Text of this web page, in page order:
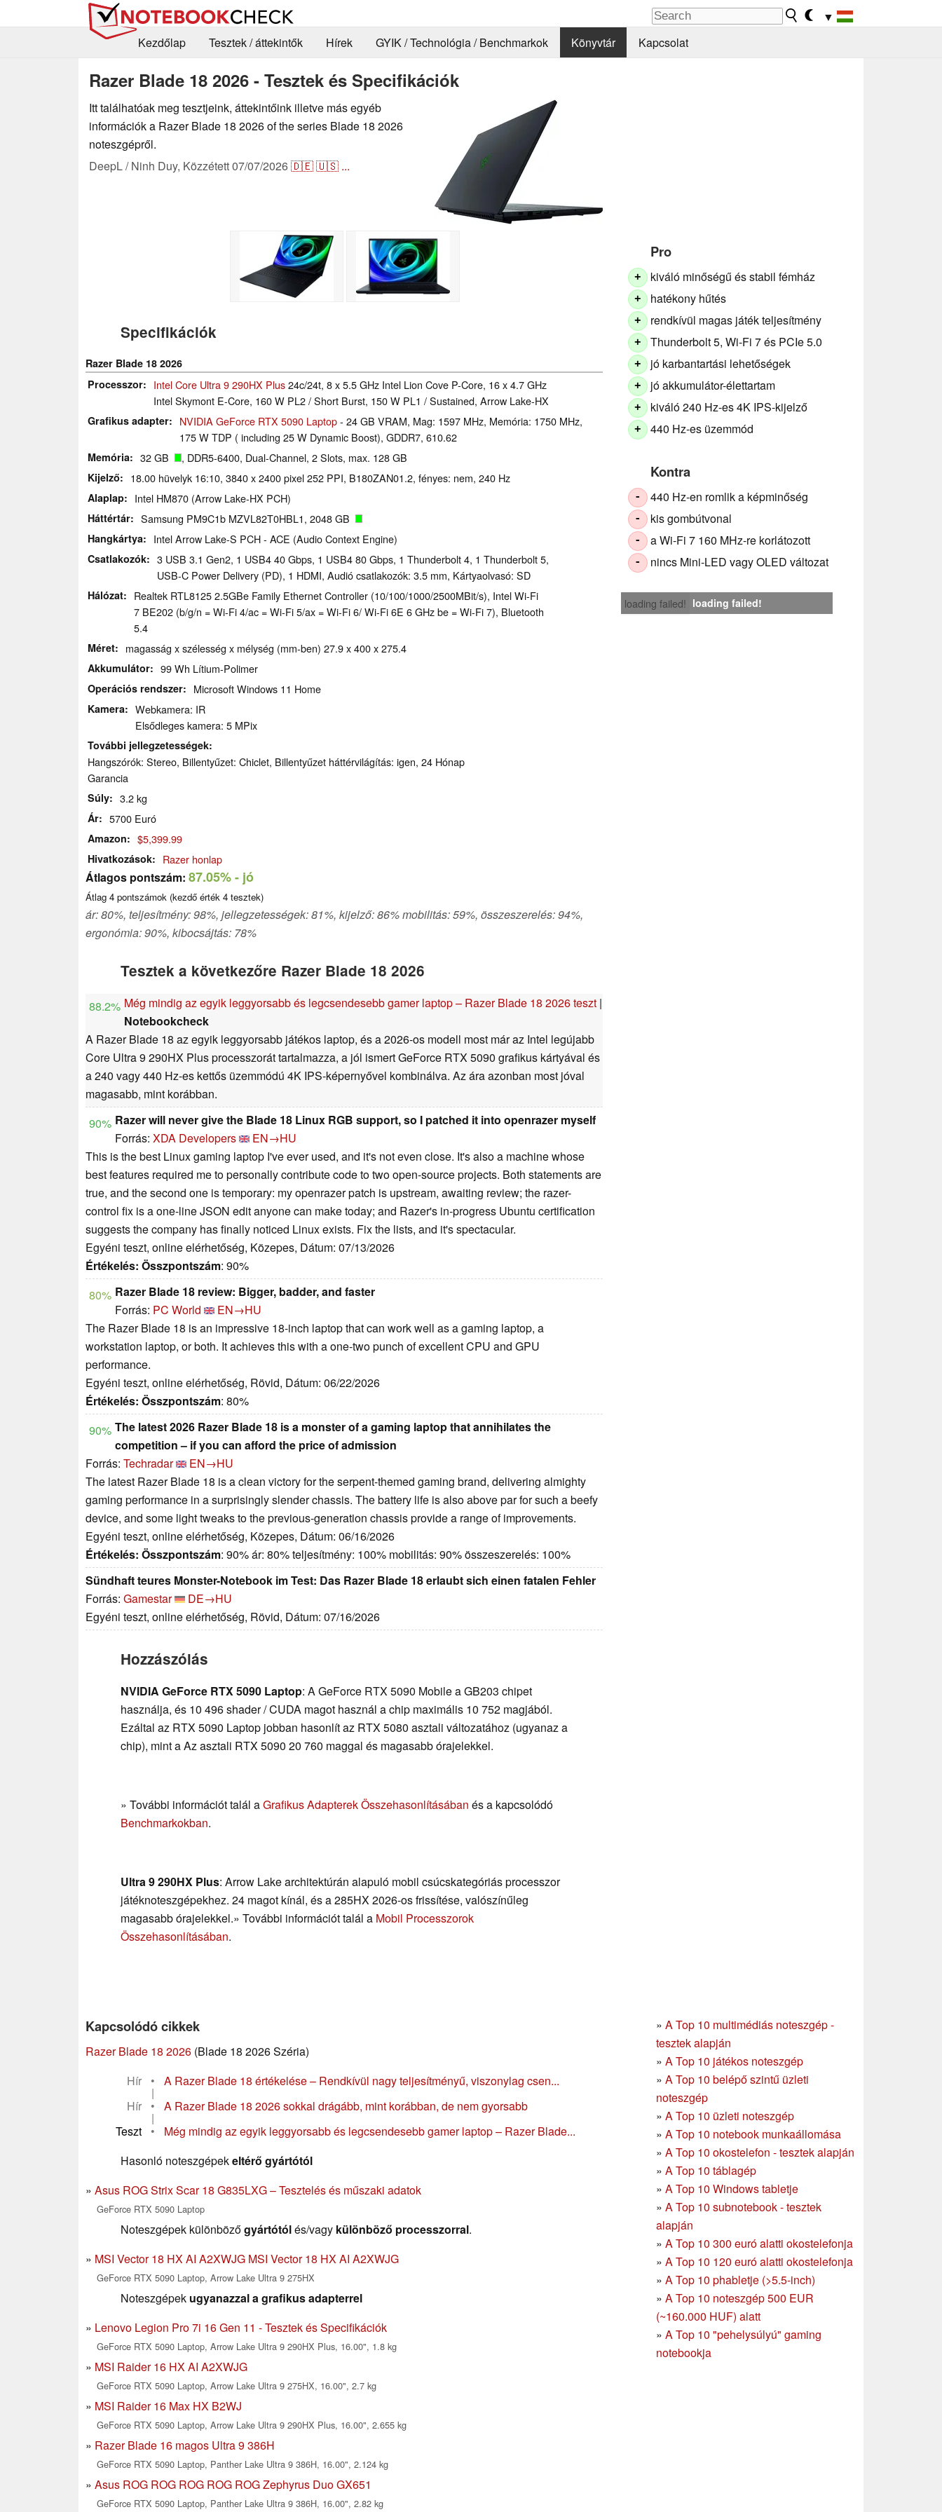
▼
Kezdőlap
Tesztek / áttekintők Hírek GYIK / Technológia / Benchmarkok Könyvtár Kapcsolat
Razer Blade 18 2026 - Tesztek és Specifikációk
Itt találhatóak meg tesztjeink, áttekintőink illetve más egyéb
információk a Razer Blade 18 2026 of the series Blade 18 2026
noteszgépről.
DeepL / Ninh Duy, Közzétett07/07/2026🇩🇪🇺🇸 ...
Pro
+ kiváló minőségű és stabil fémház
+ hatékony hűtés
+ rendkívül magas játék teljesítmény
+ Thunderbolt 5, Wi-Fi 7 és PCIe 5.0
+ jó karbantartási lehetőségek
+ jó akkumulátor-élettartam
+ kiváló 240 Hz-es 4K IPS-kijelző
+ 440 Hz-es üzemmód
Kontra
- 440 Hz-en romlik a képminőség
- kis gombútvonal
- a Wi-Fi 7 160 MHz-re korlátozott
- nincs Mini-LED vagy OLED változat
loading failed! loading failed!
Specifikációk
Razer Blade 18 2026
Processzor
Intel Core Ultra 9 290HX Plus24c/24t, 8 x 5.5 GHz Intel Lion Cove P-Core, 16 x 4.7 GHz
Intel Skymont E-Core, 160 W PL2 / Short Burst, 150 W PL1 / Sustained, Arrow Lake-HX
Grafikus adapter NVIDIA GeForce RTX 5090 Laptop- 24 GB VRAM, Mag: 1597 MHz, Memória: 1750 MHz,
175 W TDP ( including 25 W Dynamic Boost), GDDR7, 610.62
Memória 32 GB , DDR5-6400, Dual-Channel, 2 Slots, max. 128 GB
Kijelző 18.00 hüvelyk 16:10, 3840 x 2400 pixel 252 PPI, B180ZAN01.2, fényes: nem, 240 Hz
Alaplap Intel HM870 (Arrow Lake-HX PCH)
Háttértár Samsung PM9C1b MZVL82T0HBL1, 2048 GB
Hangkártya Intel Arrow Lake-S PCH - ACE (Audio Context Engine)
Csatlakozók
3 USB 3.1 Gen2, 1 USB4 40 Gbps, 1 USB4 80 Gbps, 1 Thunderbolt 4, 1 Thunderbolt 5,
USB-C Power Delivery (PD), 1 HDMI, Audió csatlakozók: 3.5 mm, Kártyaolvasó: SD
Hálózat
Realtek RTL8125 2.5GBe Family Ethernet Controller (10/100/1000/2500MBit/s), Intel Wi-Fi
7 BE202 (b/g/n = Wi-Fi 4/ac = Wi-Fi 5/ax = Wi-Fi 6/ Wi-Fi 6E 6 GHz be = Wi-Fi 7), Bluetooth
5.4
Méret magasság x szélesség x mélység (mm-ben) 27.9 x 400 x 275.4
Akkumulátor 99 Wh Lítium-Polimer
Operációs rendszer Microsoft Windows 11 Home
Kamera
Webkamera: IR
Elsődleges kamera: 5 MPix
További jellegzetességek
Hangszórók: Stereo, Billentyűzet: Chiclet, Billentyűzet háttérvilágítás: igen, 24 Hónap
Garancia
Súly 3.2 kg
Ár 5700 Euró
Amazon $5,399.99
Hivatkozások Razer honlap
Átlagos pontszám: 87.05%- jó
Átlag 4 pontszámok (kezdő érték 4 tesztek)
ár: 80%, teljesítmény: 98%, jellegzetességek: 81%, kijelző: 86% mobilitás: 59%, összeszerelés: 94%,
ergonómia: 90%, kibocsájtás: 78%
Tesztek a következőre Razer Blade 18 2026
88.2% Még mindig az egyik leggyorsabb és legcsendesebb gamer laptop – Razer Blade 18 2026 teszt |
Notebookcheck
A Razer Blade 18 az egyik leggyorsabb játékos laptop, és a 2026-os modell most már az Intel legújabb
Core Ultra 9 290HX Plus processzorát tartalmazza, a jól ismert GeForce RTX 5090 grafikus kártyával és
a 240 vagy 440 Hz-es kettős üzemmódú 4K IPS-képernyővel kombinálva. Az ára azonban most jóval
magasabb, mint korábban.
90% Razer will never give the Blade 18 Linux RGB support, so I patched it into openrazer myself
Forrás: XDA Developers
EN→HU
This is the best Linux gaming laptop I've ever used, and it's not even close. It's also a machine whose
best features required me to personally contribute code to two open-source projects. Both statements are
true, and the second one is temporary: my openrazer patch is upstream, awaiting review; the razer-
control fix is a one-line JSON edit anyone can make today; and Razer's in-progress Ubuntu certification
suggests the company has finally noticed Linux exists. Fix the lists, and it's spectacular.
Egyéni teszt, online elérhetőség, Közepes, Dátum: 07/13/2026
Értékelés: Összpontszám: 90%
80% Razer Blade 18 review: Bigger, badder, and faster
Forrás: PC World
EN→HU
The Razer Blade 18 is an impressive 18-inch laptop that can work well as a gaming laptop, a
workstation laptop, or both. It achieves this with a one-two punch of excellent CPU and GPU
performance.
Egyéni teszt, online elérhetőség, Rövid, Dátum: 06/22/2026
Értékelés: Összpontszám: 80%
90% The latest 2026 Razer Blade 18 is a monster of a gaming laptop that annihilates the
competition – if you can afford the price of admission
Forrás: Techradar
EN→HU
The latest Razer Blade 18 is a clean victory for the serpent-themed gaming brand, delivering almighty
gaming performance in a surprisingly slender chassis. The battery life is also above par for such a beefy
device, and some light tweaks to the previous-generation chassis provide a range of improvements.
Egyéni teszt, online elérhetőség, Közepes, Dátum: 06/16/2026
Értékelés: Összpontszám: 90% ár: 80% teljesítmény: 100% mobilitás: 90% összeszerelés: 100%
Sündhaft teures Monster-Notebook im Test: Das Razer Blade 18 erlaubt sich einen fatalen Fehler
Forrás: Gamestar
DE→HU
Egyéni teszt, online elérhetőség, Rövid, Dátum: 07/16/2026
Hozzászólás
NVIDIA GeForce RTX 5090 Laptop: A GeForce RTX 5090 Mobile a GB203 chipet
használja, és 10 496 shader / CUDA magot használ a chip maximális 10 752 magjából.
Ezáltal az RTX 5090 Laptop jobban hasonlít az RTX 5080 asztali változatához (ugyanaz a
chip), mint a Az asztali RTX 5090 20 760 maggal és magasabb órajelekkel.
» További információt talál aGrafikus Adapterek Összehasonlításában és a kapcsolódó
Benchmarkokban.
Ultra 9 290HX Plus: Arrow Lake architektúrán alapuló mobil csúcskategóriás processzor
játéknoteszgépekhez. 24 magot kínál, és a 285HX 2026-os frissítése, valószínűleg
magasabb órajelekkel.» További információt talál a Mobil Processzorok
Összehasonlításában.
» A Top 10 multimédiás noteszgép -
tesztek alapján
» A Top 10 játékos noteszgép
» A Top 10 belépő szintű üzleti
noteszgép
» A Top 10 üzleti noteszgép
» A Top 10 notebook munkaállomása
» A Top 10 okostelefon - tesztek alapján
» A Top 10 táblagép
» A Top 10 Windows tabletje
» A Top 10 subnotebook - tesztek
alapján
» A Top 10 300 euró alatti okostelefonja
» A Top 10 120 euró alatti okostelefonja
» A Top 10 phabletje (>5.5-inch)
» A Top 10 noteszgép 500 EUR
(~160.000 HUF) alatt
» A Top 10 "pehelysúlyú" gaming
notebookja
Kapcsolódó cikkek
Razer Blade 18 2026 (Blade 18 2026 Széria)
Hír
• A Razer Blade 18 értékelése – Rendkívül nagy teljesítményű, viszonylag csen...
|
Hír
• A Razer Blade 18 2026 sokkal drágább, mint korábban, de nem gyorsabb
|
Teszt
•
Még mindig az egyik leggyorsabb és legcsendesebb gamer laptop – Razer Blade...
Hasonló noteszgépekeltérő gyártótól
Asus ROG Strix Scar 18 G835LXG – Tesztelés és műszaki adatok
GeForce RTX 5090 Laptop
Noteszgépek különbözőgyártótólés/vagy különböző processzorral.
MSI Vector 18 HX AI A2XWJG MSI Vector 18 HX AI A2XWJG
GeForce RTX 5090 Laptop, Arrow Lake Ultra 9 275HX
Noteszgépek ugyanazzal a grafikus adapterrel
Lenovo Legion Pro 7i 16 Gen 11 - Tesztek és Specifikációk
GeForce RTX 5090 Laptop, Arrow Lake Ultra 9 290HX Plus, 16.00", 1.8 kg
MSI Raider 16 HX AI A2XWJG
GeForce RTX 5090 Laptop, Arrow Lake Ultra 9 275HX, 16.00", 2.7 kg
MSI Raider 16 Max HX B2WJ
GeForce RTX 5090 Laptop, Arrow Lake Ultra 9 290HX Plus, 16.00", 2.655 kg
Razer Blade 16 magos Ultra 9 386H
GeForce RTX 5090 Laptop, Panther Lake Ultra 9 386H, 16.00", 2.124 kg
Asus ROG ROG ROG ROG ROG Zephyrus Duo GX651
GeForce RTX 5090 Laptop, Panther Lake Ultra 9 386H, 16.00", 2.82 kg